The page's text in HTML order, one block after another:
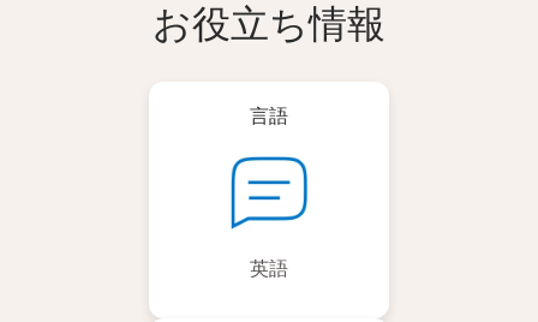
お役立ち情報
言語
英語